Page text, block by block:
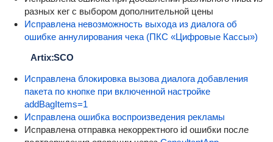
разных кег с выбором дополнительной цены
Исправлена невозможность выхода из диалога об
ошибке аннулирования чека (ПКС «Цифровые Кассы»)
Artix:SCO
Исправлена блокировка вызова диалога добавления
пакета по кнопке при включенной настройке
addBagItems=1
Исправлена ошибка воспроизведения рекламы
Исправлена отправка некорректного id ошибки после